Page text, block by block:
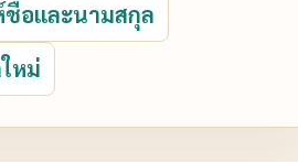
ชื่อและนามสกุล
หม่